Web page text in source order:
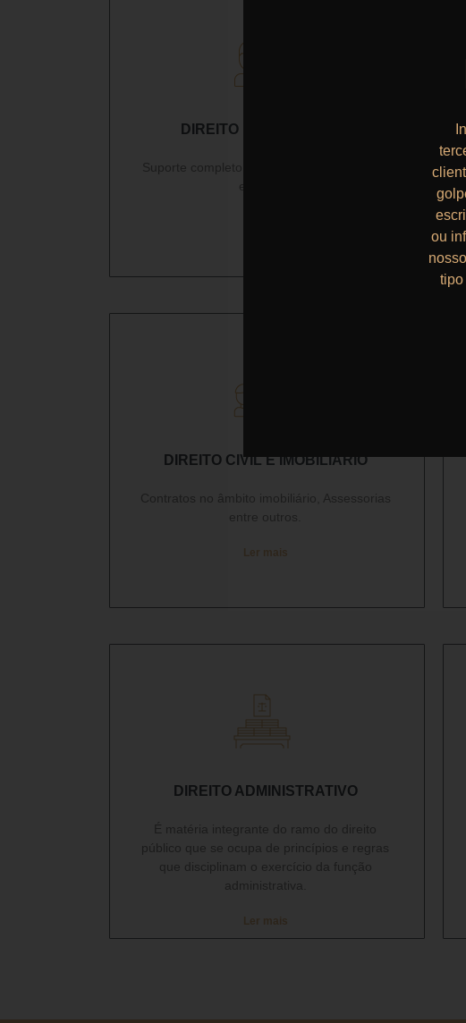
DIREITO DO TRABALHO
Suporte completo a área jurídica interna da
empresa.
DIREITO CIVIL E IMOBILIÁRIO
Contratos no âmbito imobiliário, Assessorias
entre outros.
Ler mais
DIREITO ADMINISTRATIVO​
É matéria integrante do ramo do direito
público que se ocupa de princípios e regras
que disciplinam o exercício da função
administrativa.
Ler mais
ou
tipo